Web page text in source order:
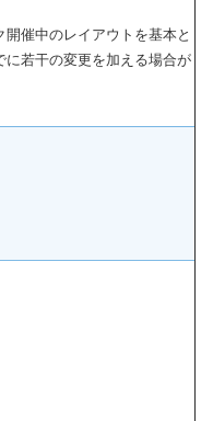
催中のレイアウトを基本と
に若干の変更を加える場合が